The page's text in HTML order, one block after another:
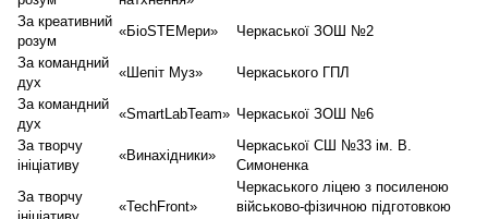
За креативний
розум
«БіоSTEMери»
Черкаської ЗОШ №2
За командний
дух
«Шепіт Муз»
Черкаського ГПЛ
За командний
дух
«SmartLabTeam» Черкаської ЗОШ №6
За творчу
ініціативу
«Винахідники»
Черкаської СШ №33 ім. В.
Симоненка
За творчу
«TechFront»
Черкаського ліцею з посиленою
військово-фізичною підготовкою